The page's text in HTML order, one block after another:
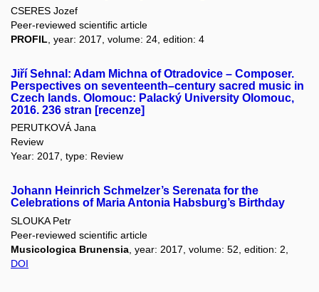
CSERES Jozef
Peer-reviewed scientific article
PROFIL , year: 2017, volume: 24, edition: 4
Jiří Sehnal: Adam Michna of Otradovice – Composer.
Perspectives on seventeenth–century sacred music in
Czech lands. Olomouc: Palacký University Olomouc,
2016. 236 stran [recenze]
PERUTKOVÁ Jana
Review
Year: 2017, type: Review
Johann Heinrich Schmelzer’s Serenata for the
Celebrations of Maria Antonia Habsburg’s Birthday
SLOUKA Petr
Peer-reviewed scientific article
Musicologica Brunensia , year: 2017, volume: 52, edition: 2,
DOI